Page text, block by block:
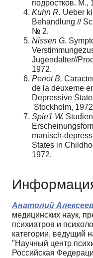
подростков. М.,
Kuhn R. Ueber
Behandlung //
№ 2.
Nissen G.
Jugendalter//
1972.
Penot B.
de la deuxeme
Depressive
Stockholm,
Spie1 W.
manisch-
States in
1972.
Анатолий
медицинских наук,
психиатров и
категории, ведущий
"Научный центр
Российская